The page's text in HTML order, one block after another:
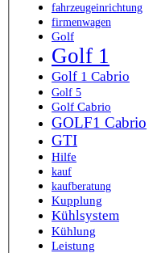
fahrzeugeinrichtung
firmenwagen
Golf
Golf 1
Golf 1 Cabrio
Golf 5
Golf Cabrio
GOLF1 Cabrio
GTI
Hilfe
kauf
kaufberatung
Kupplung
Kühlsystem
Kühlung
Leistung